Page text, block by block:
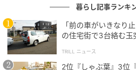
暮らし記事ランキ
「前の車がいきなり
の住宅街で3台絡む玉
TRILL ニュース
2位『しゃぶ葉』3位